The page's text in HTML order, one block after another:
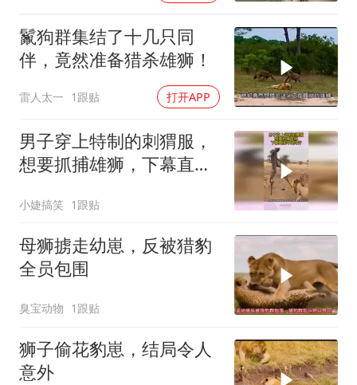
鬣狗群集结了十几只同
伴，竟然准备猎杀雄狮！
雷人太一 1跟贴 打开APP
男子穿上特制的刺猬服，
想要抓捕雄狮，下幕直接
小婕搞笑 1跟贴
母狮掳走幼崽，反被猎豹
全员包围
臭宝动物 1跟贴
狮子偷花豹崽，结局令人
意外